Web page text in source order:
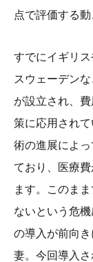
点で評価する動
すでにイギリス
スウェーデン
が設立され、
策に応用され
術の進展によ
ており、医療
ます。このま
ないという危
の導入が前向
妻。今回導入